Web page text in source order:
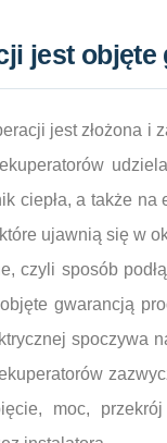
jest
jest złożona i
ciepła, a także
ujawnią się w
czyli sposób
gwarancją
spoczywa
moc,